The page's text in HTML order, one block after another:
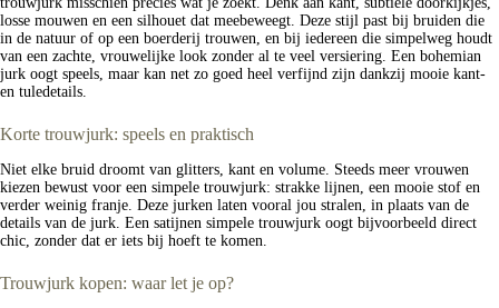
losse mouwen en een silhouet dat meebeweegt. Deze stijl past bij bruiden die
in de natuur of op een boerderij trouwen, en bij iedereen die simpelweg houdt
van een zachte, vrouwelijke look zonder al te veel versiering. Een bohemian
jurk oogt speels, maar kan net zo goed heel verfijnd zijn dankzij mooie kant-
en tuledetails.
Korte trouwjurk: speels en praktisch
Niet elke bruid droomt van glitters, kant en volume. Steeds meer vrouwen
kiezen bewust voor een simpele trouwjurk: strakke lijnen, een mooie stof en
verder weinig franje. Deze jurken laten vooral jou stralen, in plaats van de
details van de jurk. Een satijnen simpele trouwjurk oogt bijvoorbeeld direct
chic, zonder dat er iets bij hoeft te komen.
Trouwjurk kopen: waar let je op?